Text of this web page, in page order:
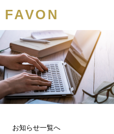
FAVON
お知らせ一覧へ